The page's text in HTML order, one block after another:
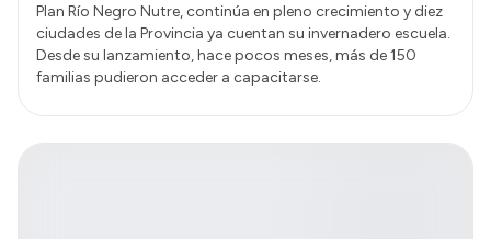
Plan Río Negro Nutre, continúa en pleno crecimiento y diez
ciudades de la Provincia ya cuentan su invernadero escuela.
Desde su lanzamiento, hace pocos meses, más de 150
familias pudieron acceder a capacitarse.